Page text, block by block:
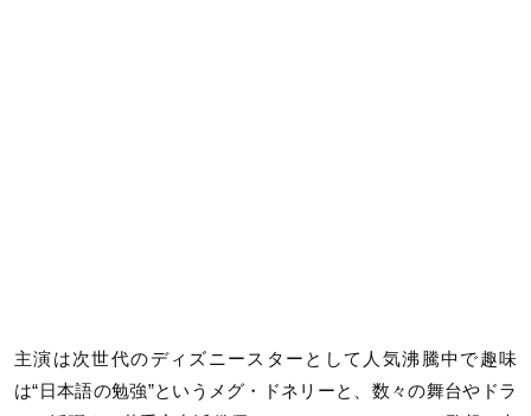
主演は次世代のディズニースターとして人気沸騰中で趣味
は“日本語の勉強”というメグ・ドネリーと、数々の舞台やドラ